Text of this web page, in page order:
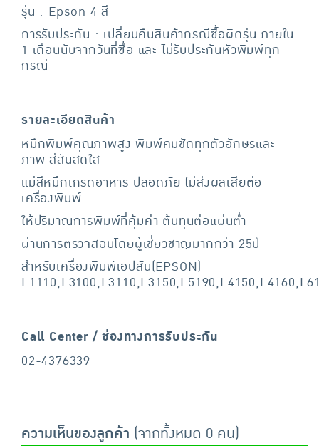
รุ่น : Epson 4 สี
การรับประกัน : เปลี่ยนคืนสินค้ากรณีซื้อผิดรุ่น ภายใน
1 เดือนนับจากวันที่ซื้อ และ ไม่รับประกันหัวพิมพ์ทุก
กรณี
รายละเอียดสินค้า
หมึกพิมพ์คุณภาพสูง พิมพ์คมชัดทุกตัวอักษรและ
ภาพ สีสันสดใส
แม่สีหมึกเกรดอาหาร ปลอดภัย ไม่ส่งผลเสียต่อ
เครื่องพิมพ์
ให้ปริมาณการพิมพ์ที่คุ้มค่า ต้นทุนต่อแผ่นต่ำ
ผ่านการตรวจสอบโดยผู้เชี่ยวชาญมากกว่า 25ปี
สำหรับเครื่องพิมพ์เอปสัน(EPSON)
Call Center / ช่องทางการรับประกัน
02-4376339
ความเห็นของลูกค้า (จากทั้งหมด 0 คน)